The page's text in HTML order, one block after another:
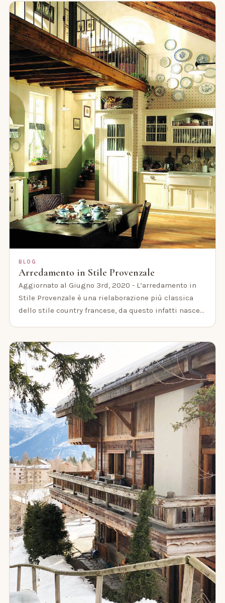
BLOG
Arredamento in Stile Provenzale
Aggiornato al Giugno 3rd, 2020 - L’arredamento in
Stile Provenzale è una rielaborazione più classica
dello stile country francese, da questo infatti nasce…